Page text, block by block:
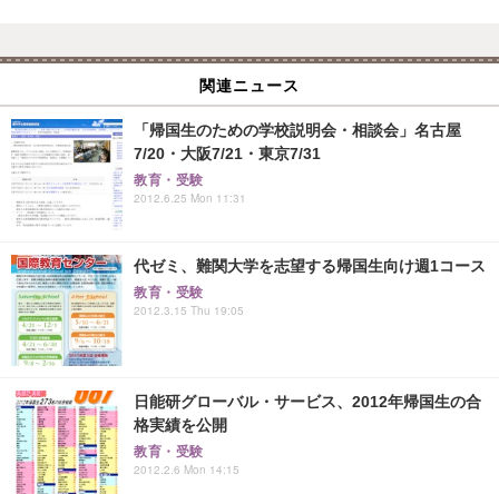
関連ニュース
「帰国生のための学校説明会・相談会」名古屋
7/20・大阪7/21・東京7/31
教育・受験
2012.6.25 Mon 11:31
代ゼミ、難関大学を志望する帰国生向け週1コース
教育・受験
2012.3.15 Thu 19:05
日能研グローバル・サービス、2012年帰国生の合
格実績を公開
教育・受験
2012.2.6 Mon 14:15